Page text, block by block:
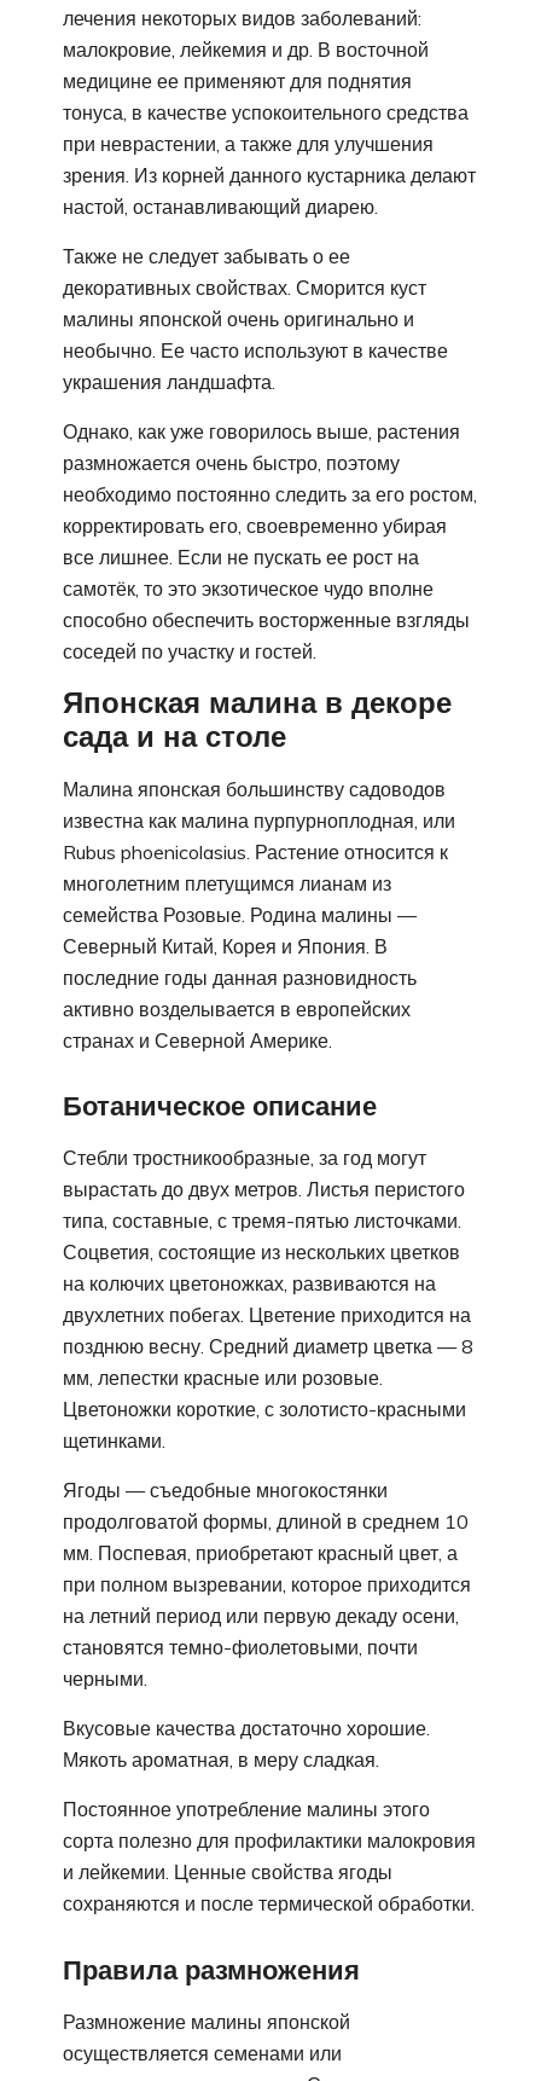
лечения некоторых видов заболеваний:
малокровие, лейкемия и др. В восточной
медицине ее применяют для поднятия
тонуса, в качестве успокоительного средства
при неврастении, а также для улучшения
зрения. Из корней данного кустарника делают
настой, останавливающий диарею.
Также не следует забывать о ее
декоративных свойствах. Сморится куст
малины японской очень оригинально и
необычно. Ее часто используют в качестве
украшения ландшафта.
Однако, как уже говорилось выше, растения
размножается очень быстро, поэтому
необходимо постоянно следить за его ростом,
корректировать его, своевременно убирая
все лишнее. Если не пускать ее рост на
самотёк, то это экзотическое чудо вполне
способно обеспечить восторженные взгляды
соседей по участку и гостей.
Японская малина в декоре
сада и на столе
Малина японская большинству садоводов
известна как малина пурпурноплодная, или
Rubus phoenicolasius. Растение относится к
многолетним плетущимся лианам из
семейства Розовые. Родина малины —
Северный Китай, Корея и Япония. В
последние годы данная разновидность
активно возделывается в европейских
странах и Северной Америке.
Ботаническое описание
Стебли тростникообразные, за год могут
вырастать до двух метров. Листья перистого
типа, составные, с тремя-пятью листочками.
Соцветия, состоящие из нескольких цветков
на колючих цветоножках, развиваются на
двухлетних побегах. Цветение приходится на
позднюю весну. Средний диаметр цветка — 8
мм, лепестки красные или розовые.
Цветоножки короткие, с золотисто-крас­ными
щетинками.
Ягоды — съедобные многокостянки
продолговатой формы, длиной в среднем 10
мм. Поспевая, приобретают красный цвет, а
при полном вызревании, которое приходится
на летний период или первую декаду осени,
становятся темно-фиолетовыми, почти
черными.
Вкусовые качества достаточно хорошие.
Мякоть ароматная, в меру сладкая.
Постоянное употребление малины этого
сорта полезно для профилактики малокровия
и лейкемии. Ценные свойства ягоды
сохраняются и после термической обработки.
Правила размножения
Размножение малины японской
осуществляется семенами или